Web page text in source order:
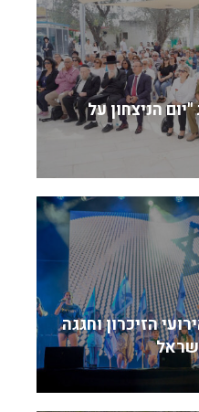
הניצחון על
הזיכרון וחגגה